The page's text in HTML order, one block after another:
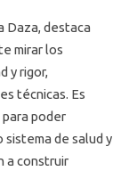
Daza, destaca
mirar los
y rigor,
técnicas. Es
poder
de salud y
a construir